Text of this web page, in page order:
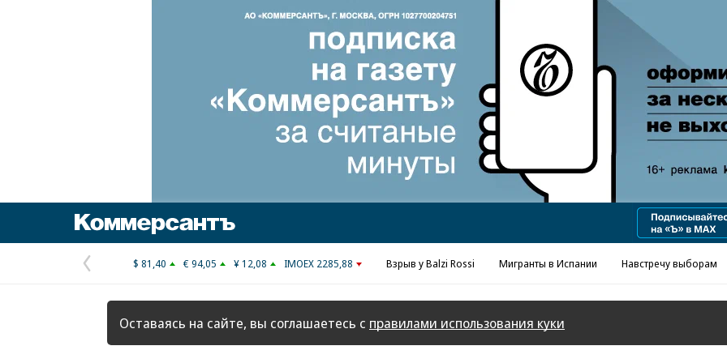
Реклама в «Ъ» www.kommersant.ru/ad
Предыдущая
страница
$ 81,40 € 94,05 ¥ 12,08 IMOEX 2285,88 Взрыв у Balzi Rossi Мигранты в Испании Навстречу выборам
Оставаясь на сайте, вы соглашаетесь с правилами использования куки